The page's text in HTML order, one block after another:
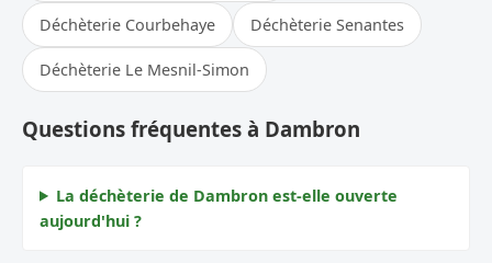
Déchèterie Courbehaye Déchèterie Senantes
Déchèterie Le Mesnil-Simon
Questions fréquentes à Dambron
La déchèterie de Dambron est-elle ouverte
aujourd'hui ?